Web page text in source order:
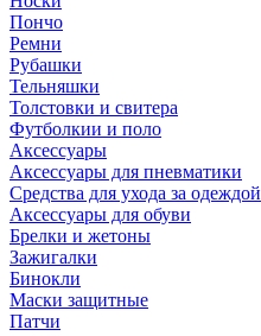
Пончо
Ремни
Рубашки
Тельняшки
Толстовки и свитера
Футболкии и поло
Аксессуары
Аксессуары для пневматики
Средства для ухода за одеждой
Аксессуары для обуви
Брелки и жетоны
Зажигалки
Бинокли
Маски защитные
Патчи